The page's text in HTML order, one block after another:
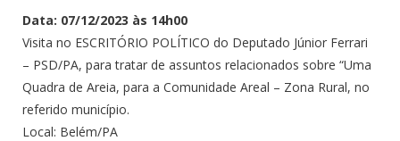
Data: 07/12/2023 às 14h00
Visita no ESCRITÓRIO POLÍTICO do Deputado Júnior Ferrari
– PSD/PA, para tratar de assuntos relacionados sobre “Uma
Quadra de Areia, para a Comunidade Areal – Zona Rural, no
referido município.
Local: Belém/PA